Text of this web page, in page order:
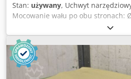
Stan: używany, Uchwyt
Mocowanie wału po obu stronach:
obrazami -Transportowe wymiary:
Waga: 370 kg Dwedpsc Nir Dsfx Ap